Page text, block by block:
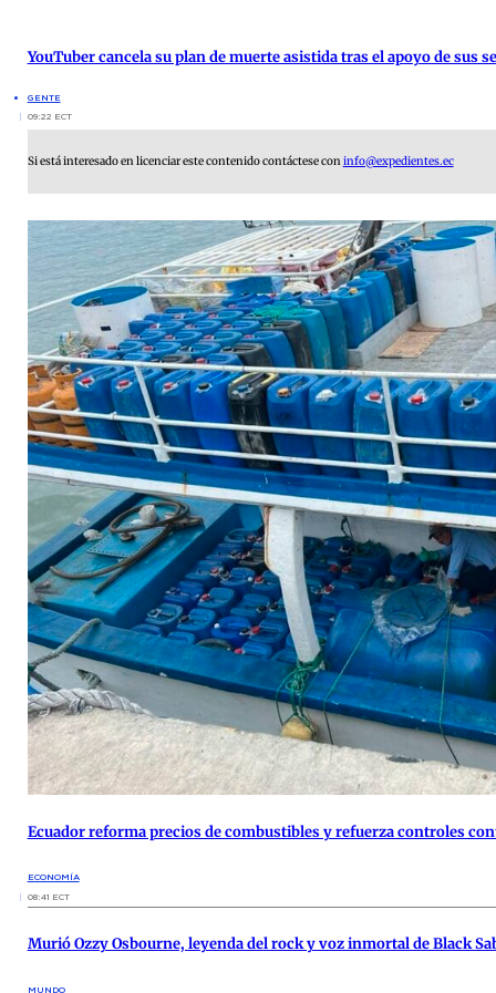
YouTuber cancela su plan de muerte asistida tras el apoyo de sus
GENTE
09:22 ECT
Si está interesado en licenciar este contenido contáctese coninfo@expedientes.ec
Ecuador reforma precios de combustibles y refuerza controles
ECONOMÍA
08:41 ECT
Murió Ozzy Osbourne, leyenda del rock y voz inmortal de Black
MUNDO